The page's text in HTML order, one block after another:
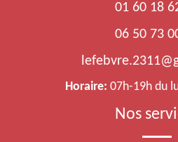
01 60 18
06 50 73
Horaire: 07h-19h du
Nos